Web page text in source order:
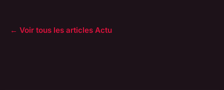
← Voir tous les articles Actu